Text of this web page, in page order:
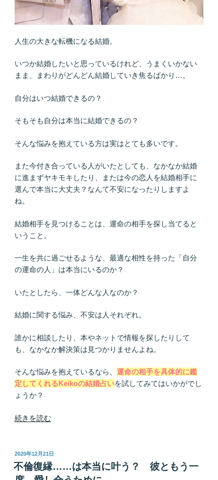
人生の大きな転機になる結婚。
いつか結婚したいと思っているけれど、うまくいかない
まま、まわりがどんどん結婚していき焦るばかり…。
自分はいつ結婚できるの？
そもそも自分は本当に結婚できるの？
そんな悩みを抱えている方は実はとても多いです。
また今付き合っている人がいたとしても、なかなか結婚
に進まずヤキモキしたり、または今の恋人を結婚相手に
選んで本当に大丈夫？なんて不安になったりしますよ
ね。
結婚相手を見つけることは、運命の相手を探し当てると
いうこと。
一生を共に過ごせるような、最適な相性を持った「自分
の運命の人」は本当にいるのか？
いたとしたら、一体どんな人なのか？
結婚に関する悩み、不安は人それぞれ。
誰かに相談したり、本やネットで情報を探したりして
も、なかなか解決策は見つかりませんよね。
そんな悩みを抱えているなら、 運命の相手を具体的に鑑
定してくれるKeikoの結婚占いを試してみてはいかがでし
ょうか？
“結
い
｜
あ
続きを読む
投
稿
日:
2020年12月21日
不倫復縁……は本当に叶う？ 彼ともう一